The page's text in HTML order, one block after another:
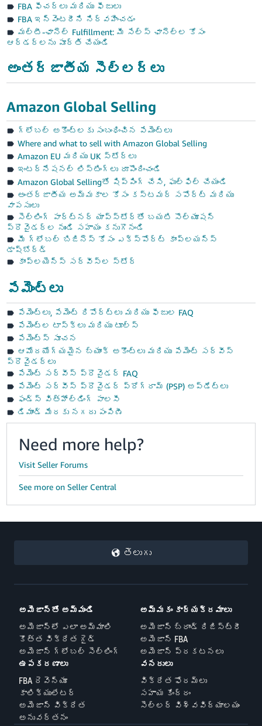
FBA ఫీచర్‌లు మరియు ఫీజులు
FBA ఇన్వెంటరీని నిర్వహించడం
మల్టీ-ఛానెల్ Fulfillment: మీ సేల్స్ ఛానెల్‌ల కోసం
ఆర్డర్‌లను పూర్తి చేయండి
అంతర్జాతీయ సెల్లర్‌లు
Amazon Global Selling
గ్లోబల్ అకౌంట్‌లకు సంబంధించిన పేమెంట్‌లు
Where and what to sell with Amazon Global Selling
Amazon EU మరియు UK స్టోర్‌లు
ఇంటర్నేషనల్ లిస్టింగ్‌లు రూపొందించండి
Amazon Global Sellingతో షిప్పింగ్ చేసి, ఫుల్‌ఫిల్ చేయండి
అంతర్జాతీయ అమ్మకాల కోసం కస్టమర్ సపోర్ట్ మరియు
వాపసులు
సెల్లింగ్ పార్ట్‌నర్ యాప్‌స్టోర్‌తో బయటి సొల్యూషన్
ప్రొవైడర్‌ల నుండి సహాయం కనుగొనండి
మీ గ్లోబల్ బిజినెస్ కోసం ఎక్స్‌పోర్ట్ కాంప్లయన్స్
డాష్‌బోర్డ్
కాంప్లయెన్స్ సర్వీస్‌ల స్టోర్
పేమెంట్‌లు
పేమెంట్‌లు, పేమెంట్ రిపోర్ట్‌లు మరియు ఫీజుల FAQ
పేమెంట్‌ల టాస్క్‌లు మరియు టూల్స్
పేమెంట్స్ సూచన
ఆమోదయోగ్యమైన బ్యాంక్ అకౌంట్‌లు మరియు పేమెంట్ సర్వీస్
ప్రొవైడర్‌లు
పేమెంట్ సర్వీస్ ప్రొవైడర్ FAQ
పేమెంట్ సర్వీస్ ప్రొవైడర్ ప్రోగ్రామ్ (PSP) అప్‌డేట్‌లు
ఫండ్స్ విత్‌హోల్డింగ్ పాలసీ
డిమాండ్ మేరకు నగదు పంపిణీ
Need more help?
Visit Seller Forums
See more on Seller Central
తెలుగు
అమెజాన్తో అమ్మండి
అమెజాన్లో ఎలా అమ్మాలి
కొత్త విక్రేత గైడ్
అమెజాన్ గ్లోబల్ సెల్లింగ్
అమ్మకం కార్యక్రమాలు
అమెజాన్ బ్రాండ్ రిజిస్ట్రీ
అమెజాన్ FBA
అమెజాన్ ప్రకటనలు
ఉపకరణాలు
FBA రెవెన్యూ
కాలిక్యులేటర్
అమెజాన్ విక్రేత
అనువర్తనం
వనరులు
విక్రేత ఫోరమ్లు
సహాయ కేంద్రం
సెల్లర్ విశ్వవిద్యాలయం